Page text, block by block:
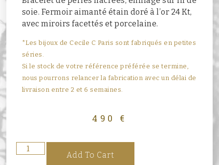
soie. Fermoir aimanté étain doré à l’or 24 Kt,
avec miroirs facettés et porcelaine.
*Les bijoux de Cecile C Paris sont fabriqués en petites
séries.
Si le stock de votre référence préférée se termine,
nous pourrons relancer la fabrication avec un délai de
livraison entre 2 et 6 semaines.
490 €
Add To Cart